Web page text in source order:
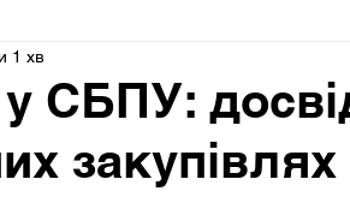
у СБПУ:
закупівлях
1 хв